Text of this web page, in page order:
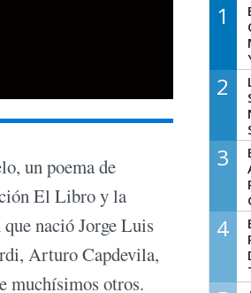
un poema de
El Libro y la
nació Jorge Luis
Arturo Capdevila,
muchísimos otros.
1
2
3
4